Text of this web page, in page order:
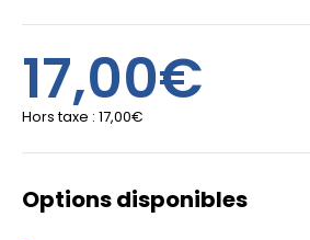
17,00€
Hors taxe : 17,00€
Options disponibles